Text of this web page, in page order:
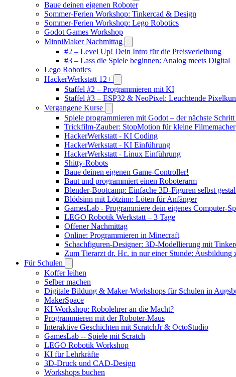
Baue deinen eigenen Roboter
Sommer-Ferien Workshop: Tinkercad & Design
Sommer-Ferien Workshop: Lego Robotics
Godot Games Workshop
MinniMaker Nachmittag
#2 – Level Up! Dein Intro für die Preisverleihung
#3 – Lass die Spiele beginnen: Analog meets Digital
Lego Robotics
HackerWerkstatt 12+
Staffel #2 – Programmieren mit KI
Staffel #3 – ESP32 & NeoPixel: Leuchtende
Vergangene Kurse
Spiele programmieren mit Godot – der nächste Schritt
Trickfilm-Zauber: StopMotion für kleine Filmemacher
HackerWerkstatt - KI Coding
HackerWerkstatt - KI Einführung
HackerWerkstatt - Linux Einführung
Shitty-Robots
Baue deinen eigenen Game-Controller!
Baut und programmiert einen Roboterarm
Blender-Bootcamp: Einfache 3D-Figuren selbst
Blödsinn mit Lötzinn: Löten für Anfänger
GamesLab - Programmiere dein eigenes Computer-
LEGO Robotik Werkstatt – 3 Tage
Offener Nachmittag
Online: Programmieren in Minecraft
Schachfiguren-Designer: 3D-Modellierung mit
Zum Tierarzt dr. Hc. in nur einer Stunde:
Für Schulen
Koffer leihen
Selber machen
Digitale Bildung & Maker-Workshops für Schulen in
MakerSpace
KI Workshop: Robolehrer an die Macht?
Programmieren mit der Roboter-Maus
Interaktive Geschichten mit ScratchJr & OctoStudio
GamesLab -- Spiele mit Scratch
LEGO Robotik Workshop
KI für Lehrkräfte
3D-Druck und CAD-Design
Workshops buchen